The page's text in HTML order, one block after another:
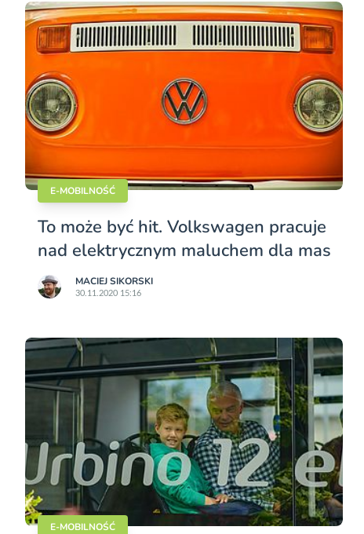
E-MOBILNOŚĆ
To może być hit. Volkswagen pracuje
nad elektrycznym maluchem dla mas
MACIEJ SIKORSKI
30.11.2020 15:16
E-MOBILNOŚĆ